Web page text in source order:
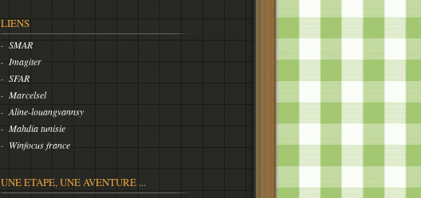
LIENS
SMAR
Imagiter
SFAR
Marcelsel
Aline-louangvannsy
Mahdia tunisie
Winfocus france
UNE ETAPE, UNE AVENTURE ...